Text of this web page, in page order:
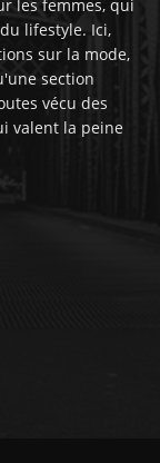
les femmes, qui
lifestyle. Ici,
sur la mode,
section
vécu des
valent la peine